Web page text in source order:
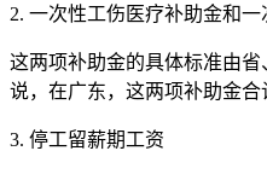
2. 一次性工伤医疗补助金和
这两项补助金的具体标准由
说，在广东，这两项补助金合
3. 停工留薪期工资